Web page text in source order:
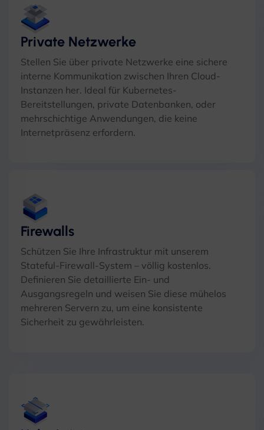
Private Netzwerke
Stellen Sie über private Netzwerke eine sichere
interne Kommunikation zwischen Ihren Cloud-
Instanzen her. Ideal für Kubernetes-
Bereitstellungen, private Datenbanken, oder
mehrschichtige Anwendungen, die keine
Internetpräsenz erfordern.
Firewalls
Schützen Sie Ihre Infrastruktur mit unserem
Stateful-Firewall-System – völlig kostenlos.
Definieren Sie detaillierte Ein- und
Ausgangsregeln und weisen Sie diese mühelos
mehreren Servern zu, um eine konsistente
Sicherheit zu gewährleisten.